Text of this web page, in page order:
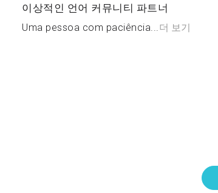
이상적인 언어 커뮤니티 파트너
Uma pessoa com paciência...더 보기